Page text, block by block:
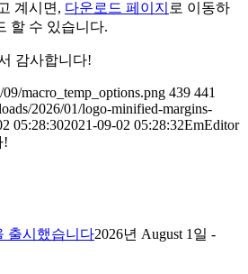
계시면, 다운로드 페이지 로 이동하
할 수 있습니다.
감사합니다!
macro_temp_options.png 439 441
2026/01/logo-minified-margins-
05:28:302021-09-02 05:28:32EmEditor
!
출시했습니다2026년 August 1일 -